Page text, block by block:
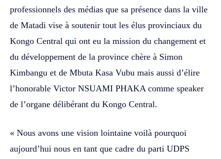
professionnels des médias que sa présence dans la ville
de Matadi vise à soutenir tout les élus provinciaux du
Kongo Central qui ont eu la mission du changement et
du développement de la province chère à Simon
Kimbangu et de Mbuta Kasa Vubu mais aussi d’élire
l’honorable Victor NSUAMI PHAKA comme speaker
de l’organe délibérant du Kongo Central.
« Nous avons une vision lointaine voilà pourquoi
aujourd’hui nous en tant que cadre du parti UDPS